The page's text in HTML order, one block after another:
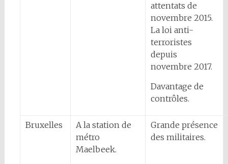
attentats de
novembre 2015.
La loi anti-
terroristes
depuis
novembre 2017.
Davantage de
contrôles.
Bruxelles
A la station de
métro
Maelbeek.
Grande présence
des militaires.